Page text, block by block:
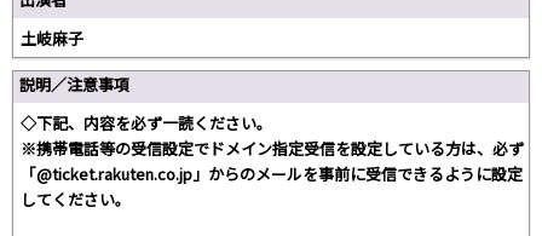
土岐麻子
説明／注意事項
◇下記、内容を必ず一読ください。
※携帯電話等の受信設定でドメイン指定受信を設定している方は、必ず
「@ticket.rakuten.co.jp」からのメールを事前に受信できるように設定
してください。